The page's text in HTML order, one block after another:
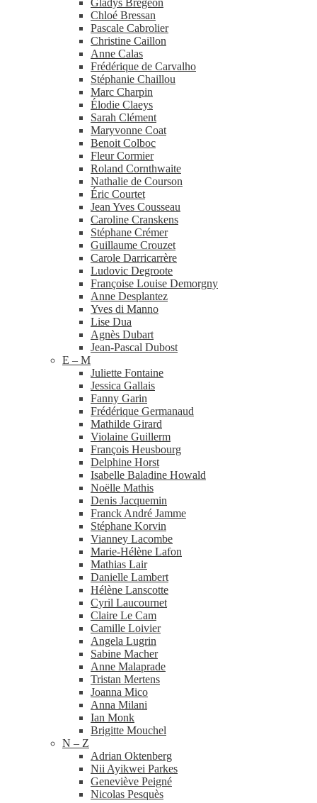
Gladys Brégeon
Chloé Bressan
Pascale Cabrolier
Christine Caillon
Anne Calas
Frédérique de Carvalho
Stéphanie Chaillou
Marc Charpin
Élodie Claeys
Sarah Clément
Maryvonne Coat
Benoit Colboc
Fleur Cormier
Roland Cornthwaite
Nathalie de Courson
Éric Courtet
Jean Yves Cousseau
Caroline Cranskens
Stéphane Crémer
Guillaume Crouzet
Carole Darricarrère
Ludovic Degroote
Françoise Louise Demorgny
Anne Desplantez
Yves di Manno
Lise Dua
Agnès Dubart
Jean-​Pascal Dubost
E – M
Juliette Fontaine
Jessica Gallais
Fanny Garin
Frédérique Germanaud
Mathilde Girard
Violaine Guillerm
François Heusbourg
Delphine Horst
Isabelle Baladine Howald
Noëlle Mathis
Denis Jacquemin
Franck André Jamme
Stéphane Korvin
Vianney Lacombe
Marie-​Hélène Lafon
Mathias Lair
Danielle Lambert
Hélène Lanscotte
Cyril Laucournet
Claire Le Cam
Camille Loivier
Angela Lugrin
Sabine Macher
Anne Malaprade
Tristan Mertens
Joanna Mico
Anna Milani
Ian Monk
Brigitte Mouchel
N – Z
Adrian Oktenberg
Nii Ayikwei Parkes
Geneviève Peigné
Nicolas Pesquès